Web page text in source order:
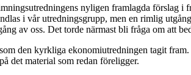
nyligen framlagda förslag
i vår utredningsgrupp, men en rimlig
av oss. Det torde närmast bli fråga om att
den kyrkliga ekonomiutredningen tagit
det material som redan föreligger.